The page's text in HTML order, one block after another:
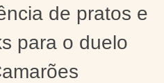
de pratos e
para o duelo